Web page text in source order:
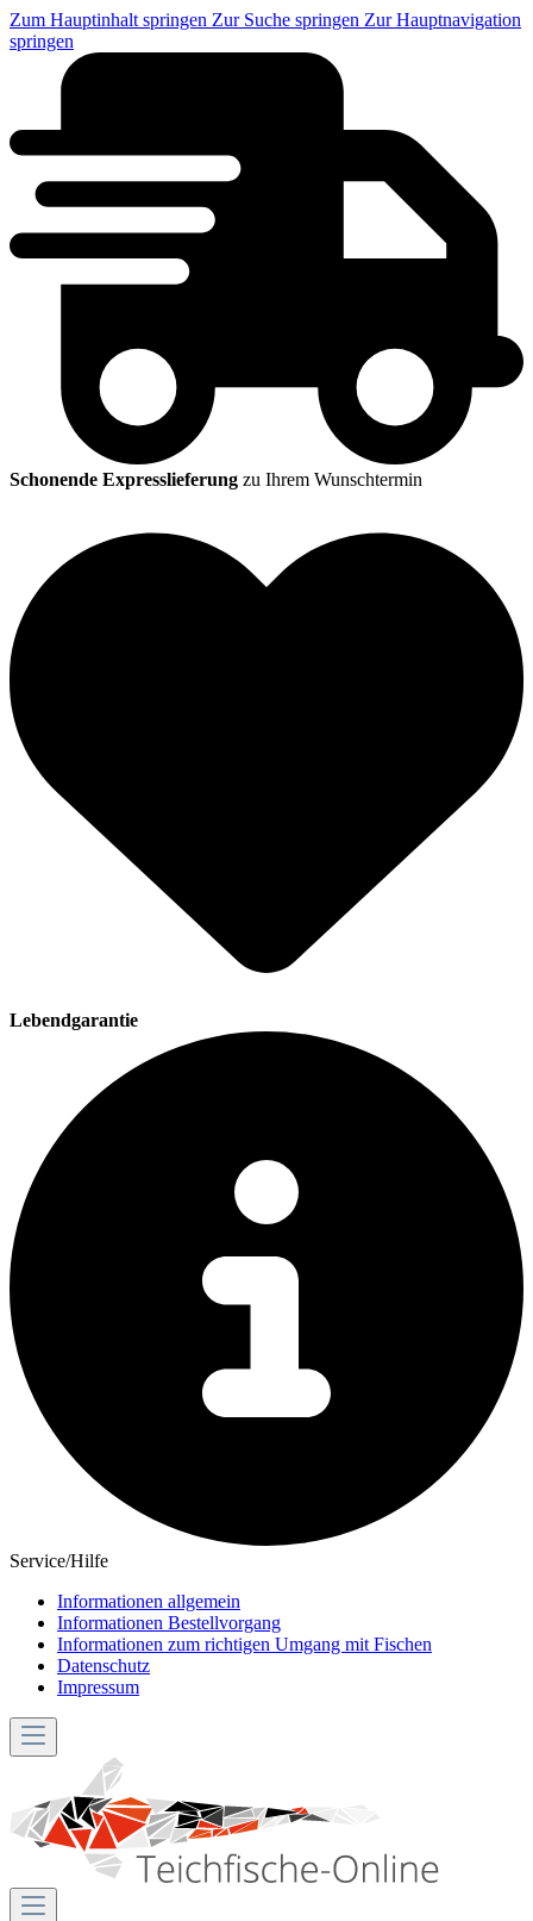
Zum Hauptinhalt springen Zur Suche springen Zur Hauptnavigation
springen
Schonende Expresslieferung zu Ihrem Wunschtermin
Lebendgarantie
Service/Hilfe
Informationen allgemein
Informationen Bestellvorgang
Informationen zum richtigen Umgang mit Fischen
Datenschutz
Impressum